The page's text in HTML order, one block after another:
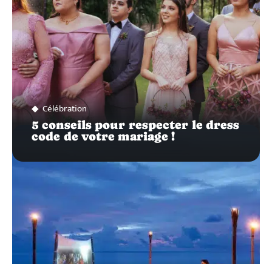
Célébration
5 conseils pour respecter le dress
code de votre mariage !